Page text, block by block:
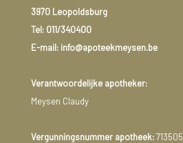
3970 Leopoldsburg
Tel: 011/340400
E-mail: info@apoteekmeysen.be
Verantwoordelijke apotheker:
Meysen Claudy
Vergunningsnummer apotheek:713505